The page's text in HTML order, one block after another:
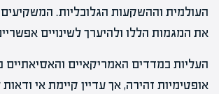
העולמית וההשקעות הגלובליות.
את המגמות הללו ולהיערך לשינויים
העליות במדדים האמריקאיים
אופטימיות זהירה, אך עדיין קיימת אי